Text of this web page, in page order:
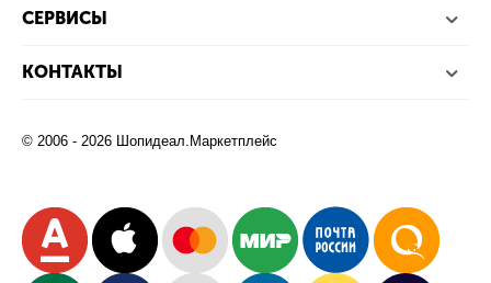
СЕРВИСЫ
КОНТАКТЫ
© 2006 - 2026 Шопидеал.Маркетплейс